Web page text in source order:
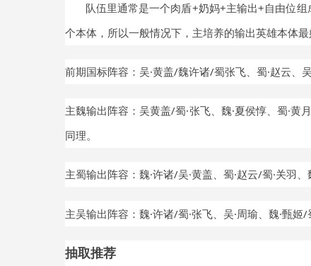
队伍里通常是一个肉盾+奶妈+主输出+自由位组
个本体，所以一般情况下，主培养的输出英雄本体
前期国标阵容：吴·黄盖/魏许诸/蜀张飞、蜀·赵云、
主魏输出阵容：吴黄盖/蜀·张飞、 魏·夏侯惇、蜀·黄
同理。
主蜀输出阵容：魏·许诸/吴·黄盖、 蜀·赵云/蜀·关羽、
主吴输出阵容：魏·许诸/蜀·张飞、吴·周瑜、魏·甄姬/
抽取推荐